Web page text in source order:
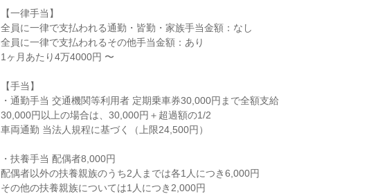
【一律手当】
全員に一律で支払われる通勤・皆勤・家族手当金額：なし
全員に一律で支払われるその他手当金額：あり
1ヶ月あたり4万4000円 〜
【手当】
・通勤手当 交通機関等利用者 定期乗車券30,000円まで全額支給
30,000円以上の場合は、30,000円＋超過額の1/2
車両通勤 当法人規程に基づく（上限24,500円）
・扶養手当 配偶者8,000円
配偶者以外の扶養親族のうち2人までは各1人につき6,000円
その他の扶養親族については1人につき2,000円